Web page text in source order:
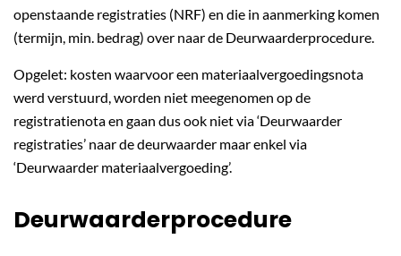
openstaande registraties (NRF) en die in aanmerking komen
(termijn, min. bedrag) over naar de Deurwaarderprocedure.
Opgelet: kosten waarvoor een materiaalvergoedingsnota
werd verstuurd, worden niet meegenomen op de
registratienota en gaan dus ook niet via ‘Deurwaarder
registraties’ naar de deurwaarder maar enkel via
‘Deurwaarder materiaalvergoeding’.
Deurwaarderprocedure